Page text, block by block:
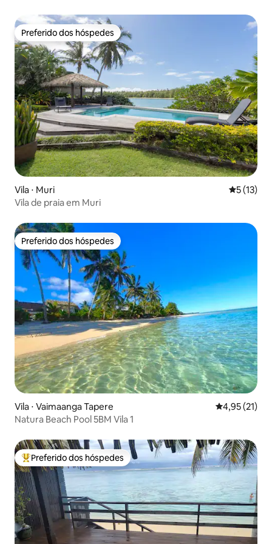
Preferido dos hóspedes
Preferido dos hóspedes
Vila ⋅ Muri 5 de uma
5 (13)
Vila de praia em Muri
Preferido dos hóspedes
Preferido dos hóspedes
Vila ⋅ Vaimaanga Tapere 4,95 de uma
4,95 (21)
Natura Beach Pool 5BM Vila 1
Entre os melhores preferidos dos hóspedes
Preferido dos hóspedes